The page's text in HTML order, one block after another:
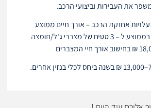
את העבירות וביצועי הרכב.
אחזקת הרכב – אורך חיים ממוצע
של 8 שנים שווה בממוצע ל – 3 סטים של מצברי ג'ל/חומצה